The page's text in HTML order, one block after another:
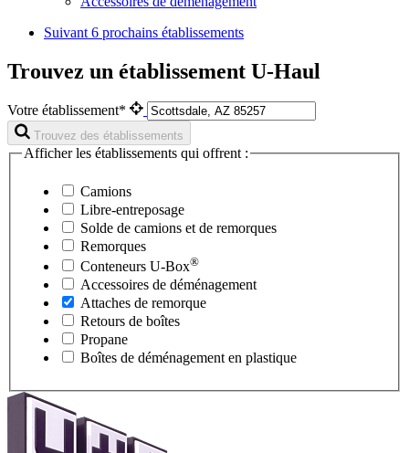
Suivant 6 prochains établissements
Trouvez un établissement U-Haul
Votre établissement*
Trouvez des établissements
Afficher les établissements qui offrent :
Camions
Libre-entreposage
Solde de camions et de remorques
Remorques
Conteneurs U-Box®
Accessoires de déménagement
Attaches de remorque
Retours de boîtes
Propane
Boîtes de déménagement en plastique